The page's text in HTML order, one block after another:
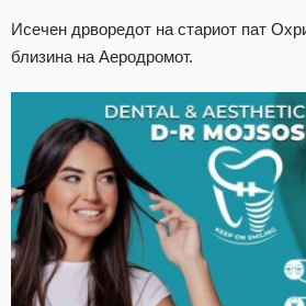
Исечен дрворедот на стариот пат
близина на Аеродромот.